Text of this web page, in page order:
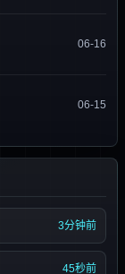
06-16
06-15
3分钟前
45秒前